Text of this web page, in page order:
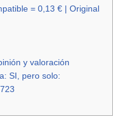
= 0,13 € | Original
y valoración
SI, pero solo: